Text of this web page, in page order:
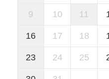
9 10 11
16 17 18
23 24 25